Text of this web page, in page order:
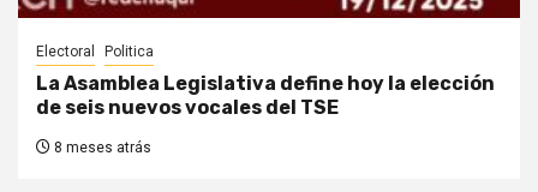
Electoral Politica
La Asamblea Legislativa define hoy la elección
de seis nuevos vocales del TSE
8 meses atrás